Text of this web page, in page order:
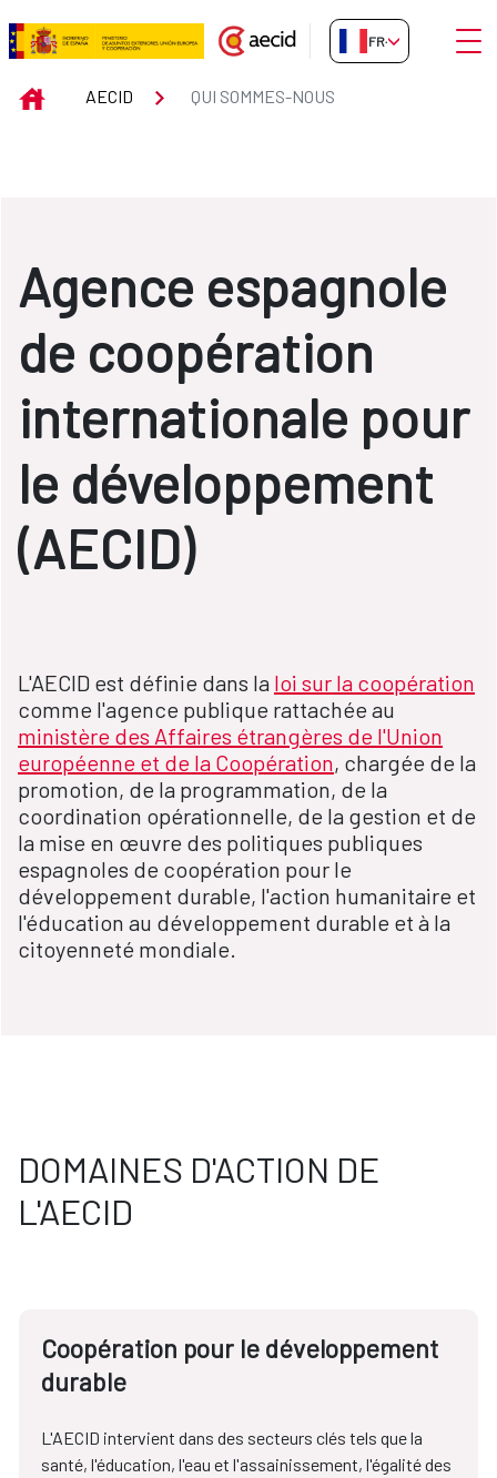
Saut au contenu principal
QUI SOMMES-NOUS
FR-FR
INICIOAECID QUI SOMMES-NOUS
Agence espagnole
de coopération
internationale pour
le développement
(AECID)
L'AECID est définie dans la loi sur la coopération
comme l'agence publique rattachée au
ministère des Affaires étrangères de l'Union
européenne et de la Coopération, chargée de la
promotion, de la programmation, de la
coordination opérationnelle, de la gestion et de
la mise en œuvre des politiques publiques
espagnoles de coopération pour le
développement durable, l'action humanitaire et
l'éducation au développement durable et à la
citoyenneté mondiale.
DOMAINES D'ACTION DE
L'AECID
Coopération pour le développement
durable
L'AECID intervient dans des secteurs clés tels que la
santé, l'éducation, l'eau et l'assainissement, l'égalité des